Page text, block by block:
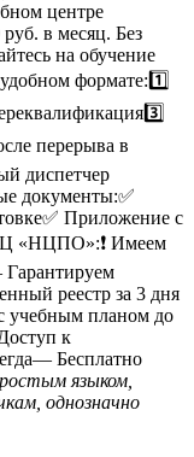
центре
в месяц. Без
на обучение
формате:1️⃣
перерыва в
диспетчер
документы:✅
Приложение с
«НЦПО»:❗️ Имеем
реестр за 3 дня
учебным планом до
к
Бесплатно
языком,
однозначно